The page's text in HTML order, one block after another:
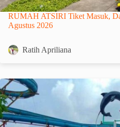
RUMAH ATSIRI Tiket Masuk,
Agustus 2026
Ratih Apriliana